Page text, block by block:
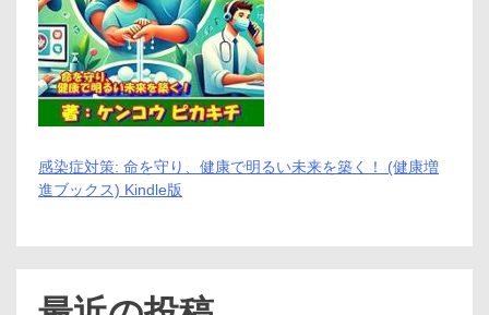
感染症対策: 命を守り、健康で明るい未来を築く！ (健康増
進ブックス) Kindle版